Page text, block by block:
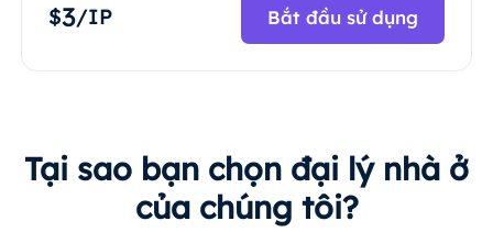
$3/IP Bắt đầu sử dụng
Tại sao bạn chọn đại lý nhà ở
của chúng tôi?